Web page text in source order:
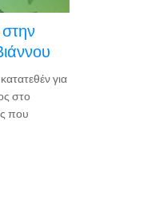
για
στο
που